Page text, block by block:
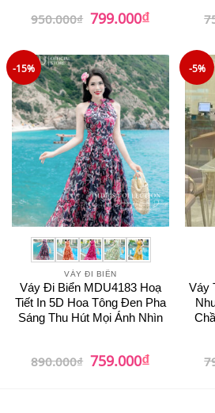
Được xếp
hạng
55
950.000₫ Giá
gốc
799.000₫Giá
hiện
799.000₫.
-15%
VÁY ĐI BIỂN
Váy Đi Biển MDU4183 Hoạ
Tiết In 5D Hoa Tông Đen Pha
Sáng Thu Hút Mọi Ánh Nhìn
890.000₫ Giá
gốc
759.000₫Giá
hiện
-5%
Váy